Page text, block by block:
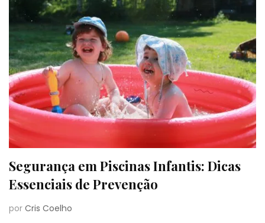
Segurança em Piscinas Infantis: Dicas
Essenciais de Prevenção
por Cris Coelho